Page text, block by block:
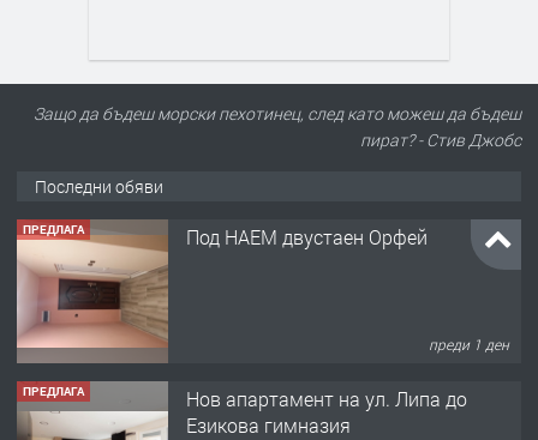
Защо да бъдеш морски пехотинец, след като можеш да бъдеш
пират? - Стив Джобс
Последни обяви
ПРЕДЛАГА Под НАЕМ двустаен Орфей
преди 1 ден
ПРЕДЛАГА
Нов апартамент на ул. Липа до
Езикова гимназия